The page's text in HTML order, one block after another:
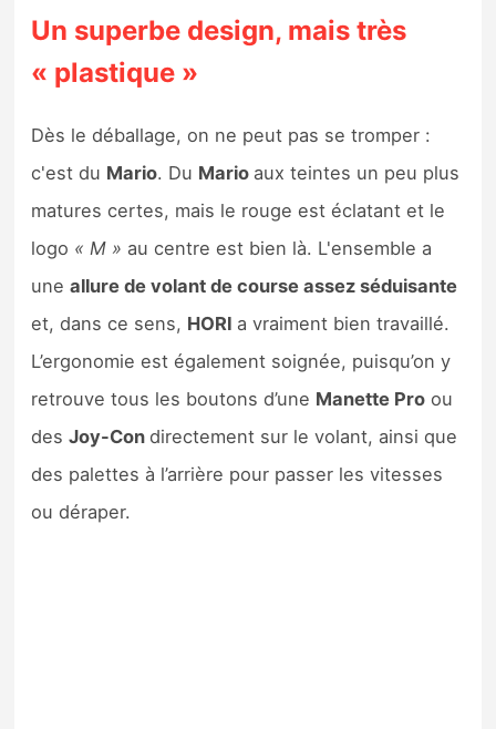
Un superbe design, mais très
« plastique »
Dès le déballage, on ne peut pas se tromper :
c'est du Mario. Du Mario aux teintes un peu plus
matures certes, mais le rouge est éclatant et le
logo « M » au centre est bien là. L'ensemble a
uneallure de volant de course assez séduisante
et, dans ce sens, HORI a vraiment bien travaillé.
L’ergonomie est également soignée, puisqu’on y
retrouve tous les boutons d’une Manette Pro ou
desJoy-Condirectement sur le volant, ainsi que
des palettes à l’arrière pour passer les vitesses
ou déraper.